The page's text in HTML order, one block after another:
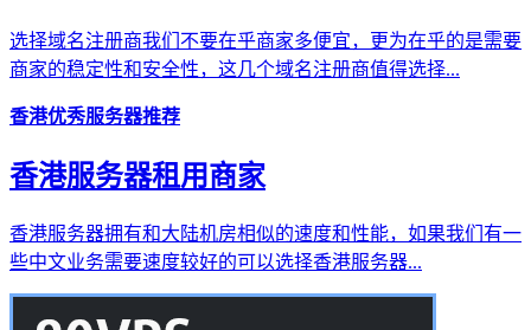
选择域名注册商我们不要在乎商家多便宜，更为在乎的是需要
商家的稳定性和安全性，这几个域名注册商值得选择...
香港优秀服务器推荐
香港服务器租用商家
香港服务器拥有和大陆机房相似的速度和性能，如果我们有一
些中文业务需要速度较好的可以选择香港服务器...